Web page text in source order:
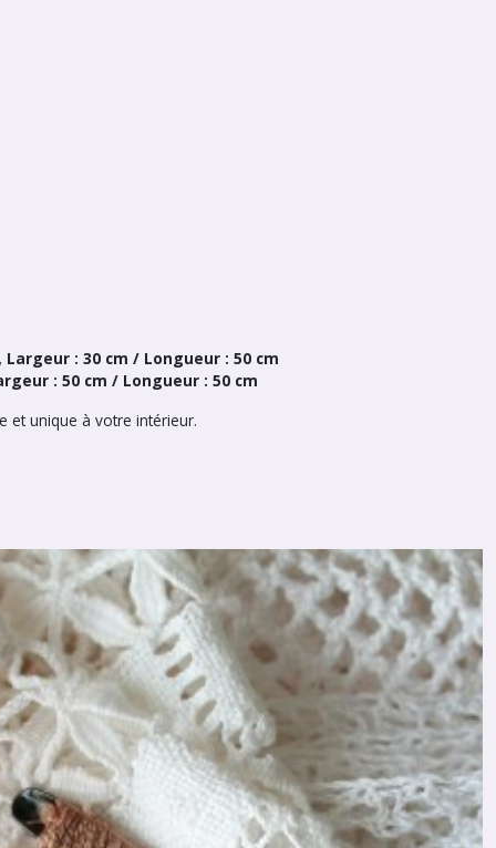
: 30 cm / Longueur : 50 cm
: 50 cm / Longueur : 50 cm
et unique à votre intérieur.